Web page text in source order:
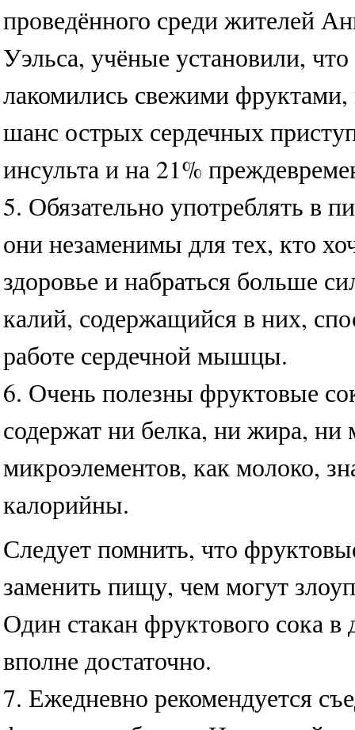
проведённого среди жителей
Уэльса, учёные установили,
лакомились свежими фруктами,
шанс острых сердечных
инсульта и на 21%
5. Обязательно употреблять в
они незаменимы для тех, кто
здоровье и набраться больше
калий, содержащийся в них,
работе сердечной мышцы.
6. Очень полезны фруктовые
содержат ни белка, ни жира, ни
микроэлементов, как молоко,
калорийны.
Следует помнить, что
заменить пищу, чем могут
Один стакан фруктового сока в
вполне достаточно.
7. Ежедневно рекомендуется